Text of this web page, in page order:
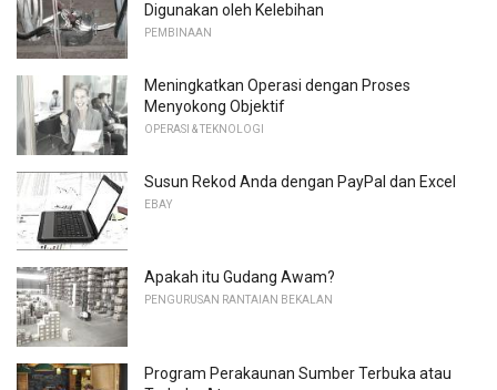
Digunakan oleh Kelebihan
PEMBINAAN
Meningkatkan Operasi dengan Proses
Menyokong Objektif
OPERASI & TEKNOLOGI
Susun Rekod Anda dengan PayPal dan Excel
EBAY
Apakah itu Gudang Awam?
PENGURUSAN RANTAIAN BEKALAN
Program Perakaunan Sumber Terbuka atau